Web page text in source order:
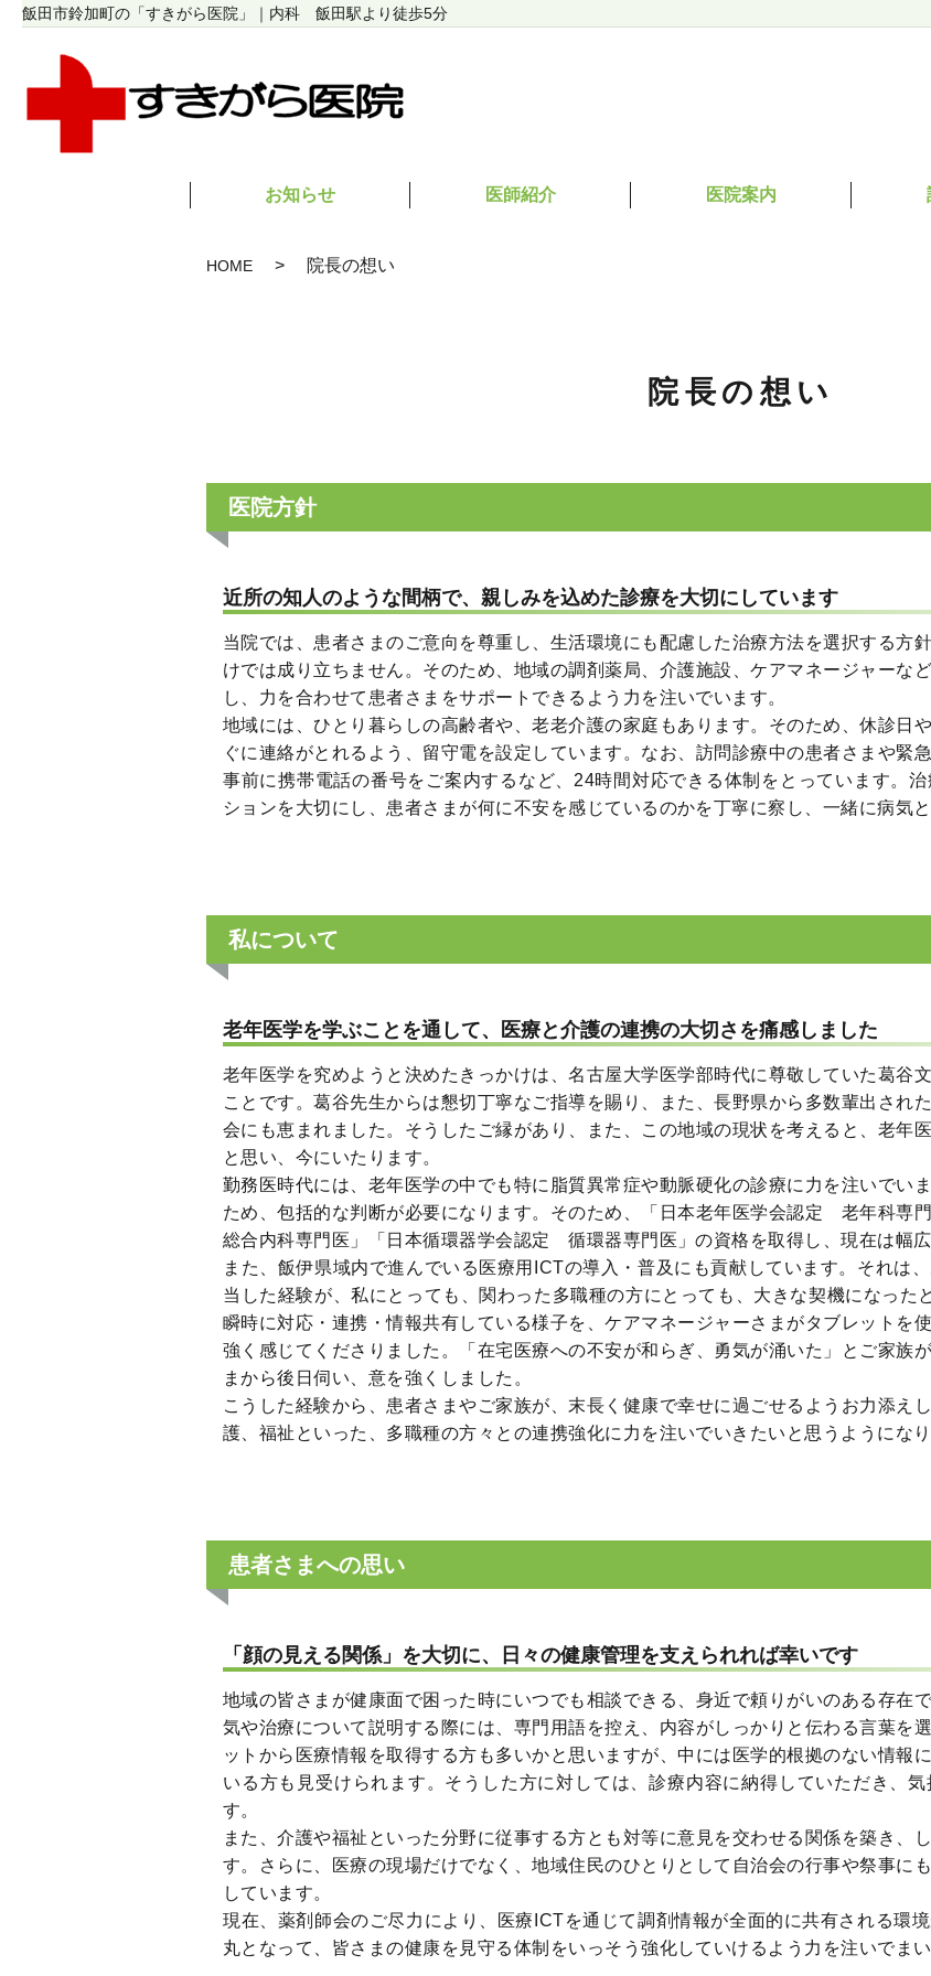
飯田市鈴加町の「すきがら医院」｜内科 飯田駅より徒歩5分
お知らせ 医師紹介 医院案内
HOME 院長の想い
院長の想い
医院方針
近所の知人のような間柄で、親しみを込めた診療を大切にしています
当院では、患者さまのご意向を尊重し、生活環境にも配慮した治療方法を選択する方
けでは成り立ちません。そのため、地域の調剤薬局、介護施設、ケアマネージャーな
し、力を合わせて患者さまをサポートできるよう力を注いでいます。
地域には、ひとり暮らしの高齢者や、老老介護の家庭もあります。そのため、休診日
ぐに連絡がとれるよう、留守電を設定しています。なお、訪問診療中の患者さまや緊
事前に携帯電話の番号をご案内するなど、24時間対応できる体制をとっています。
ションを大切にし、患者さまが何に不安を感じているのかを丁寧に察し、一緒に病気
私について
老年医学を学ぶことを通して、医療と介護の連携の大切さを痛感しました
老年医学を究めようと決めたきっかけは、名古屋大学医学部時代に尊敬していた葛谷
ことです。葛谷先生からは懇切丁寧なご指導を賜り、また、長野県から多数輩出され
会にも恵まれました。そうしたご縁があり、また、この地域の現状を考えると、老年
と思い、今にいたります。
勤務医時代には、老年医学の中でも特に脂質異常症や動脈硬化の診療に力を注いでい
ため、包括的な判断が必要になります。そのため、「日本老年医学会認定 老年科専
総合内科専門医」「日本循環器学会認定 循環器専門医」の資格を取得し、現在は幅広
また、飯伊県域内で進んでいる医療用ICTの導入・普及にも貢献しています。それは
当した経験が、私にとっても、関わった多職種の方にとっても、大きな契機になった
瞬時に対応・連携・情報共有している様子を、ケアマネージャーさまがタブレットを
強く感じてくださりました。「在宅医療への不安が和らぎ、勇気が涌いた」とご家族
まから後日伺い、意を強くしました。
こうした経験から、患者さまやご家族が、末長く健康で幸せに過ごせるようお力添え
護、福祉といった、多職種の方々との連携強化に力を注いでいきたいと思うようになり
患者さまへの思い
「顔の見える関係」を大切に、日々の健康管理を支えられれば幸いです
地域の皆さまが健康面で困った時にいつでも相談できる、身近で頼りがいのある存在
気や治療について説明する際には、専門用語を控え、内容がしっかりと伝わる言葉を
ットから医療情報を取得する方も多いかと思いますが、中には医学的根拠のない情報
いる方も見受けられます。そうした方に対しては、診療内容に納得していただき、
す。
また、介護や福祉といった分野に従事する方とも対等に意見を交わせる関係を築き、
す。さらに、医療の現場だけでなく、地域住民のひとりとして自治会の行事や祭事に
しています。
現在、薬剤師会のご尽力により、医療ICTを通じて調剤情報が全面的に共有される環
丸となって、皆さまの健康を見守る体制をいっそう強化していけるよう力を注いでまい